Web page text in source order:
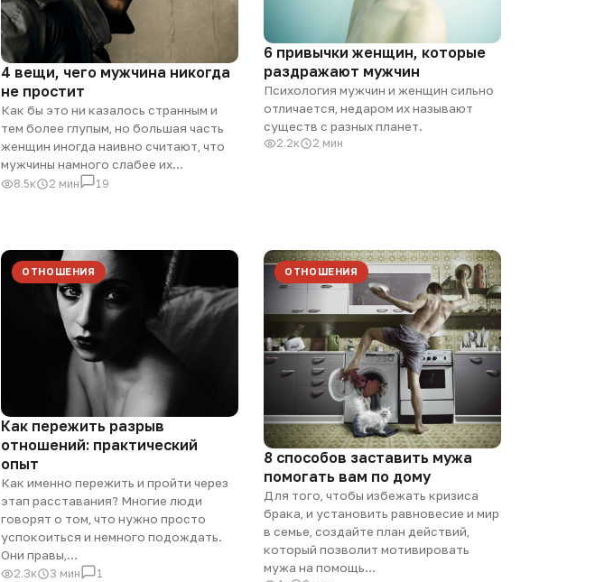
4 вещи, чего мужчина никогда
не простит
Как бы это ни казалось странным и
тем более глупым, но большая часть
женщин иногда наивно считают, что
мужчины намного слабее их…
8.5к 2 мин 19
6 привычки женщин, которые
раздражают мужчин
Психология мужчин и женщин сильно
отличается, недаром их называют
существ с разных планет.
2.2к 2 мин
ОТНОШЕНИЯ
Как пережить разрыв
отношений: практический
опыт
Как именно пережить и пройти через
этап расставания? Многие люди
говорят о том, что нужно просто
успокоиться и немного подождать.
Они правы,…
2.3к 3 мин 1
ОТНОШЕНИЯ
8 способов заставить мужа
помогать вам по дому
Для того, чтобы избежать кризиса
брака, и установить равновесие и мир
в семье, создайте план действий,
который позволит мотивировать
мужа на помощь…